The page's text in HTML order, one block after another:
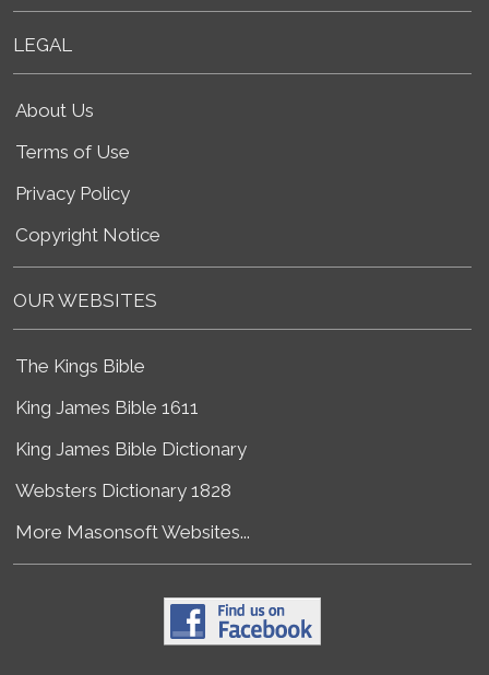
LEGAL
About Us
Terms of Use
Privacy Policy
Copyright Notice
OUR WEBSITES
The Kings Bible
King James Bible 1611
King James Bible Dictionary
Websters Dictionary 1828
More Masonsoft Websites...